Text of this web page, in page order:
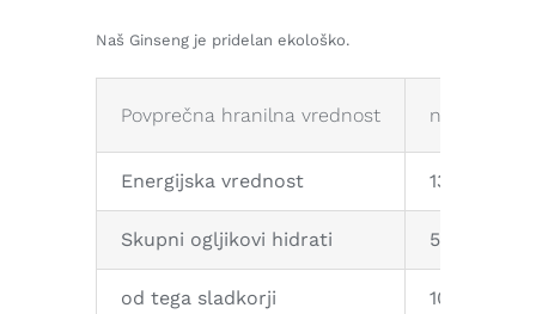
Naš Ginseng je pridelan ekološko.
Povprečna hranilna vrednost na 100g
Energijska vrednost 1355 kJ/
Skupni ogljikovi hidrati 55,42 g
od tega sladkorji 10,95 g